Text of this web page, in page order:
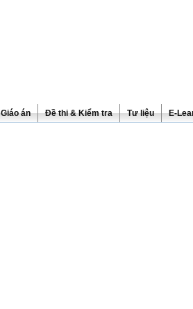
Giáo án Đề thi & Kiểm tra Tư liệu E-